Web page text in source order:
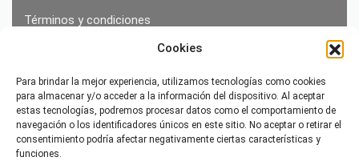
Cookies
Para brindar la mejor experiencia, utilizamos tecnologías como cookies
para almacenar y/o acceder a la información del dispositivo. Al aceptar
estas tecnologías, podremos procesar datos como el comportamiento de
navegación o los identificadores únicos en este sitio. No aceptar o retirar el
consentimiento podría afectar negativamente ciertas características y
funciones.
Términos y condiciones
Política de Cookies
Vísitanos en Andorra